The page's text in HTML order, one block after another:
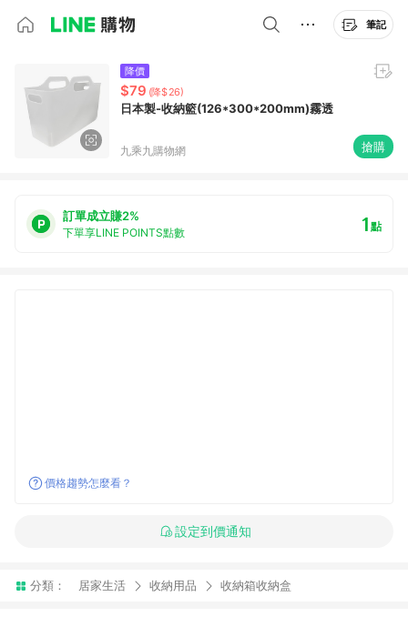
筆記
降價
$79 (降$26)
日本製-收納籃(126*300*200mm)霧透
九乘九購物網 搶購
訂單成立賺2%
下單享LINE POINTS點數 1點
價格趨勢怎麼看？
設定到價通知
分類： 居家生活 收納用品 收納箱收納盒